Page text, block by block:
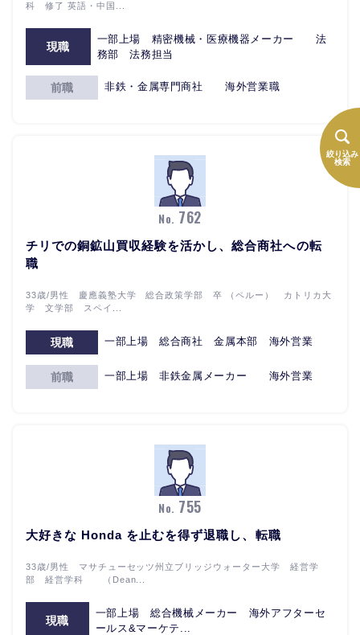
絞り込み
検索
科 修了 英語・中国...
現職
一部上場 精密機械・医療機器メーカー 法
務部 法務担当
前職 非鉄・金属専門商社 海外営業職
No. 762
チリでの銅鉱山買収経験を活かし、総合商社への転
職
33歳/男性 慶應義塾大学 総合政策学部 卒 （ペルー） カトリカ大
学 文学部 スペイ...
現職 一部上場 総合商社 金属本部 海外営業
前職 一部上場 非鉄金属メーカー 海外営業
No. 755
大好きな Honda を止むを得ず退職し、転職
33歳/男性 マサチューセッツ州立ブリッジウォーター大学 経営学
部 経営学科 （Dean...
現職
一部上場 総合機械メーカー 海外アフターセ
ールス&マーケテ...